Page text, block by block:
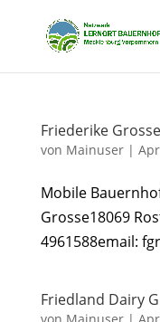
Friederike Grosse
von Mainuser|
Mobile
Grosse18069
4961588email:
Friedland Dairy